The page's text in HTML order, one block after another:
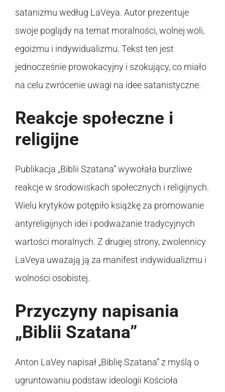
satanizmu według LaVeya. Autor prezentuje
swoje poglądy na temat moralności, wolnej woli,
egoizmu i indywidualizmu. Tekst ten jest
jednocześnie prowokacyjny i szokujący, co miało
na celu zwrócenie uwagi na idee satanistyczne.
Reakcje społeczne i
religijne
Publikacja „Biblii Szatana” wywołała burzliwe
reakcje w środowiskach społecznych i religijnych.
Wielu krytyków potępiło książkę za promowanie
antyreligijnych idei i podważanie tradycyjnych
wartości moralnych. Z drugiej strony, zwolennicy
LaVeya uważają ją za manifest indywidualizmu i
wolności osobistej.
Przyczyny napisania
„Biblii Szatana”
Anton LaVey napisał „Biblię Szatana” z myślą o
ugruntowaniu podstaw ideologii Kościoła